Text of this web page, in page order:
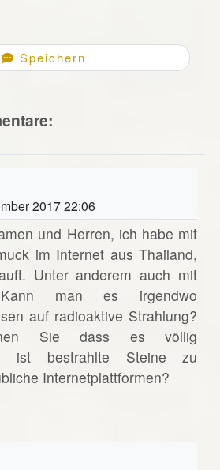
Speichern
2017 22:06
und Herren, ich habe mit
im Internet aus Thailand,
Unter anderem auch mit
Kann man es irgendwo
auf radioaktive Strahlung?
Sie dass es völlig
ist bestrahlte Steine zu
Internetplattformen?